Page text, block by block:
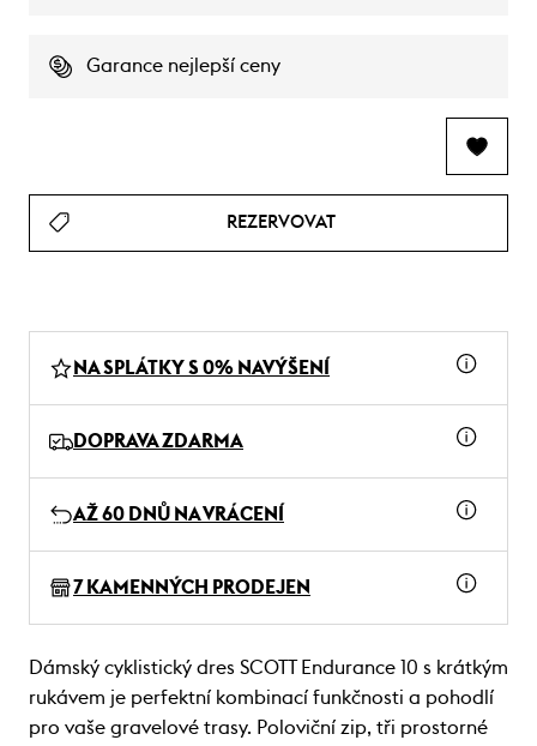
Garance nejlepší ceny
REZERVOVAT
NA SPLÁTKY S 0% NAVÝŠENÍ
DOPRAVA ZDARMA
AŽ 60 DNŮ NA VRÁCENÍ
7 KAMENNÝCH PRODEJEN
Dámský cyklistický dres SCOTT Endurance 10 s krátkým
rukávem je perfektní kombinací funkčnosti a pohodlí
pro vaše gravelové trasy. Poloviční zip, tři prostorné